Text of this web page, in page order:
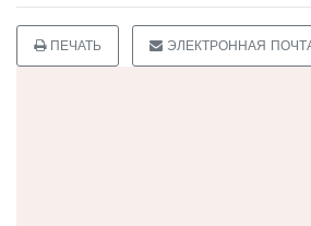
ПЕЧАТЬ ЭЛЕКТРОННАЯ